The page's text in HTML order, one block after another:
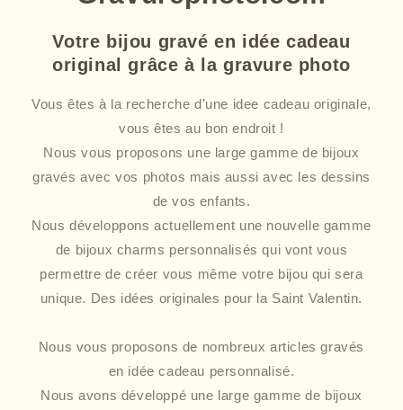
Votre bijou gravé en idée cadeau
original grâce à la gravure photo
Vous êtes à la recherche d'une idee cadeau originale,
vous êtes au bon endroit !
Nous vous proposons une large gamme de bijoux
gravés avec vos photos mais aussi avec les dessins
de vos enfants.
Nous développons actuellement une nouvelle gamme
de bijoux charms personnalisés qui vont vous
permettre de créer vous même votre bijou qui sera
unique. Des idées originales pour la Saint Valentin.
Nous vous proposons de nombreux articles gravés
en idée cadeau personnalisé.
Nous avons développé une large gamme de bijoux